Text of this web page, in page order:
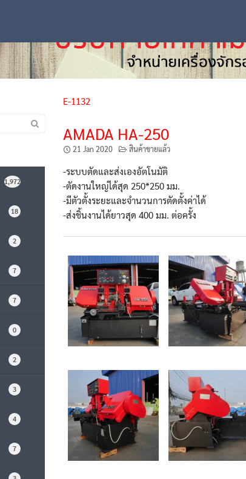
E-1132
AMADA HA-250
21 Jan 2020 สินค้าขายแล้ว
-ระบบตัดและส่งเองอัตโนมัติ
-ตัดงานใหญ่ได้สุด 250*250 มม.
-มีตัวตั้งระยะและจำนวนการตัดตั้งค่าได้
-ส่งชิ้นงานได้ยาวสุด 400 มม. ต่อครั้ง
1,972
18
2
7
7
0
2
3
4
7